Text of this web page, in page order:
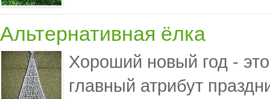
Альтернативная ёлка
Хороший новый год -
главный атрибут